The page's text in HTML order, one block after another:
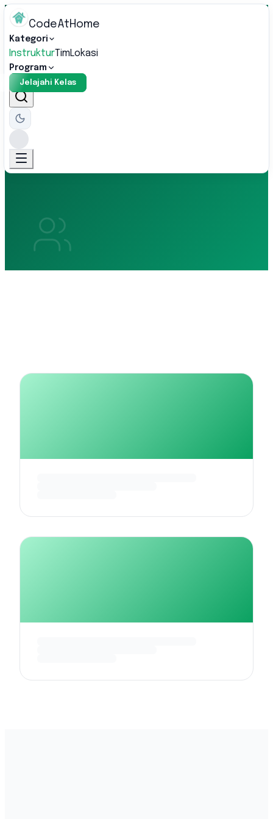
CodeAtHome
Kategori
InstrukturTimLokasi
Program
Jelajahi Kelas